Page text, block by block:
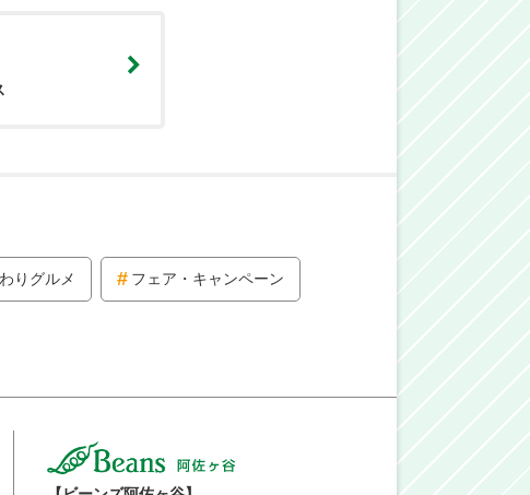
りグルメ フェア・キャンペーン